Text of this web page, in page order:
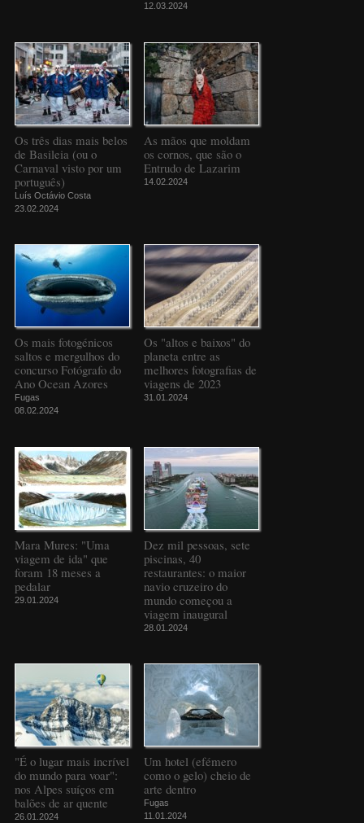
12.03.2024
Os três dias mais belos
de Basileia (ou o
Carnaval visto por um
português)
Luís Octávio Costa
23.02.2024
As mãos que moldam
os cornos, que são o
Entrudo de Lazarim
14.02.2024
Os mais fotogénicos
saltos e mergulhos do
concurso Fotógrafo do
Ano Ocean Azores
Fugas
08.02.2024
Os "altos e baixos" do
planeta entre as
melhores fotografias de
viagens de 2023
31.01.2024
Mara Mures: "Uma
viagem de ida" que
foram 18 meses a
pedalar
29.01.2024
Dez mil pessoas, sete
piscinas, 40
restaurantes: o maior
navio cruzeiro do
mundo começou a
viagem inaugural
28.01.2024
"É o lugar mais incrível
do mundo para voar":
nos Alpes suíços em
balões de ar quente
26.01.2024
Um hotel (efémero
como o gelo) cheio de
arte dentro
Fugas
11.01.2024